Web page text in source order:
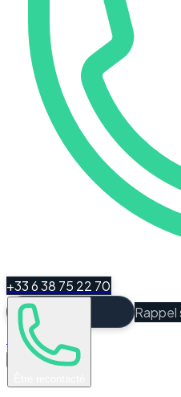
+33 6 38 75 22 70
Rappel
Espace Client